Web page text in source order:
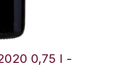
0,75 l -